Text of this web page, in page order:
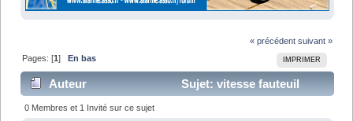
« précédent suivant »
IMPRIMER
Pages: [1] En bas
Auteur
Sujet: vitesse fauteuil
électrique (Lu 16028 fois)
0 Membres et 1 Invité sur ce sujet